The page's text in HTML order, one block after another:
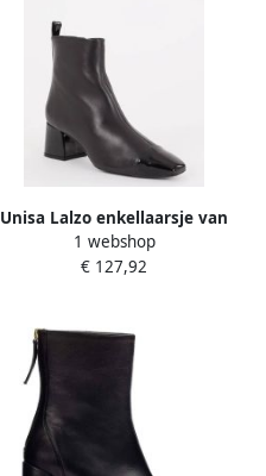
Unisa Lalzo enkellaarsje van
leer
1 webshop
€ 127,92